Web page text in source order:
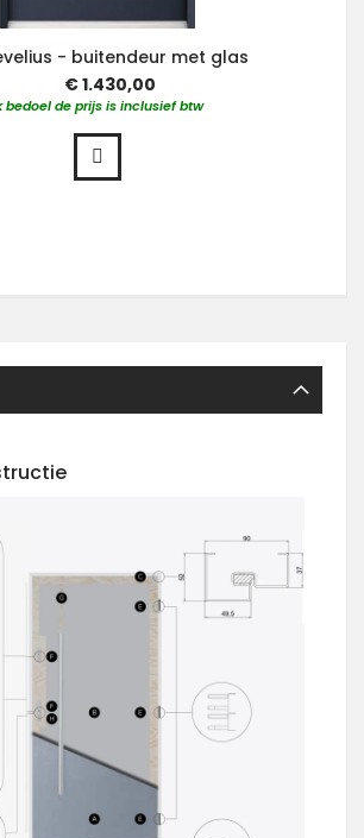
- buitendeur met glas
€ 1.430,00
bedoel de prijs is inclusief btw